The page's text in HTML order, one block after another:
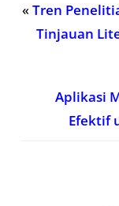
« Tren
Tinjauan
Aplikasi
Efektif